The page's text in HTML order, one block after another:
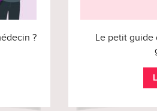
?
Le petit guide